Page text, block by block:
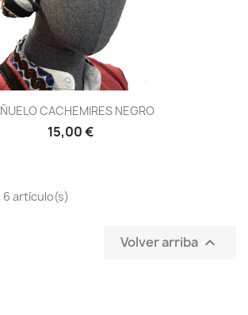
CACHEMIRES NEGRO
15,00 €
6 artículo(s)
Volver arriba 